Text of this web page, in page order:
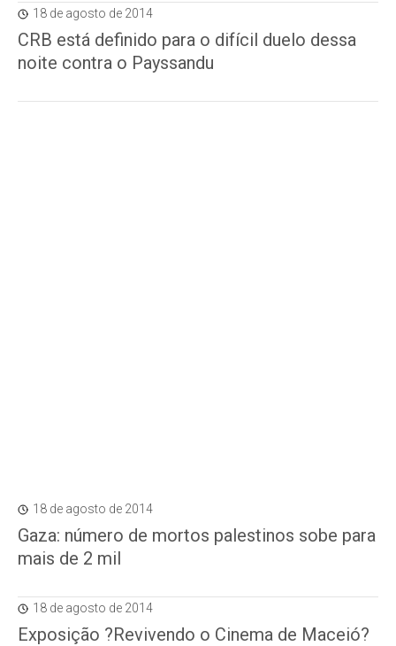
18 de agosto de 2014
CRB está definido para o difícil duelo dessa
noite contra o Payssandu
18 de agosto de 2014
Gaza: número de mortos palestinos sobe para
mais de 2 mil
18 de agosto de 2014
Exposição ?Revivendo o Cinema de Maceió?